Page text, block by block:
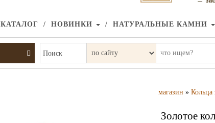
КАТАЛОГ НОВИНКИ НАТУРАЛЬНЫЕ КАМНИ
Поиск
магазин » Кольца
Золотое